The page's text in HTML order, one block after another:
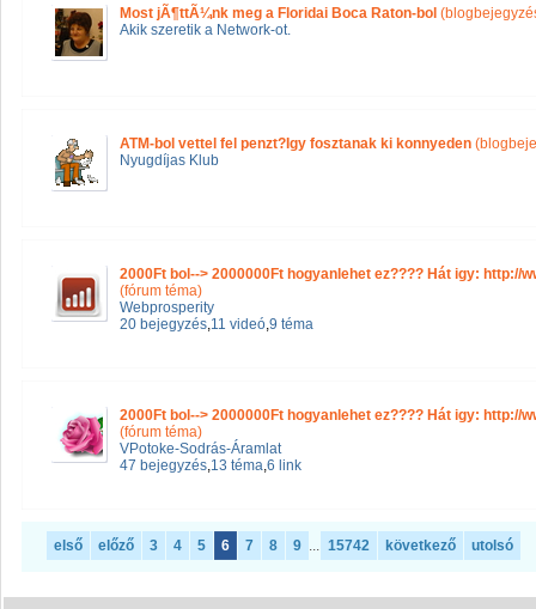
Most jÃ¶ttÃ¼nk meg a Floridai Boca Raton-bol
Akik szeretik a Network-ot.
ATM-bol vettel fel penzt?Igy fosztanak ki konnyeden
Nyugdíjas Klub
2000Ft bol--> 2000000Ft hogyanlehet ez???? Hát igy: http://
(fórum téma)
Webprosperity
20 bejegyzés,11 videó,9 téma
2000Ft bol--> 2000000Ft hogyanlehet ez???? Hát igy: http://
(fórum téma)
VPotoke-Sodrás-Áramlat
47 bejegyzés,13 téma,6 link
első előző 3 4 5 6 7 8 9 ... 15742 következő utolsó